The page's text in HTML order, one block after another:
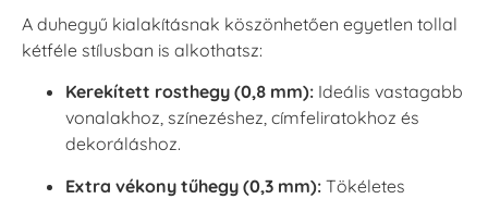
A duhegyű kialakításnak köszönhetően egyetlen tollal
kétféle stílusban is alkothatsz:
Kerekített rosthegy (0,8 mm): Ideális vastagabb
vonalakhoz, színezéshez, címfeliratokhoz és
dekoráláshoz.
Extra vékony tűhegy (0,3 mm): Tökéletes